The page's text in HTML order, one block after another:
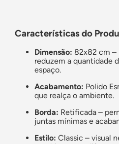
Características do
Dimensão: 82x82 cm –
reduzem a quantidade
espaço.
Acabamento: Polido
que realça o ambiente.
Borda: Retificada –
juntas mínimas e
Estilo: Classic – visual